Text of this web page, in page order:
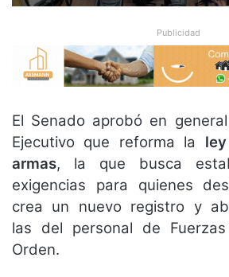
Publicidad
El Senado aprobó en
Ejecutivo que reforma la
armas, la que busca
exigencias para quienes
crea un nuevo registro y
las del personal de
Orden.